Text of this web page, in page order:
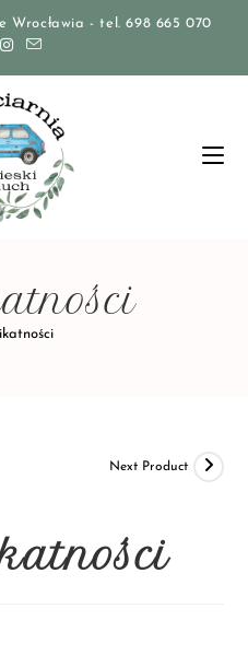
Wrocławia - tel. 698 665 070
Next Product